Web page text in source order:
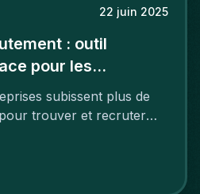
22 juin 2025
: outil
pour les
subissent plus de
trouver et recruter
et du marketing